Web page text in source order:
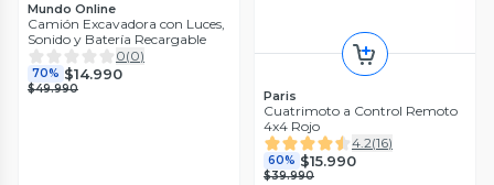
Mundo Online
Camión Excavadora con Luces,
Sonido y Batería Recargable
0(0)
70% $14.990
$49.990 Paris
Cuatrimoto a Control Remoto
4x4 Rojo
4.2(16)
60% $15.990
$39.990